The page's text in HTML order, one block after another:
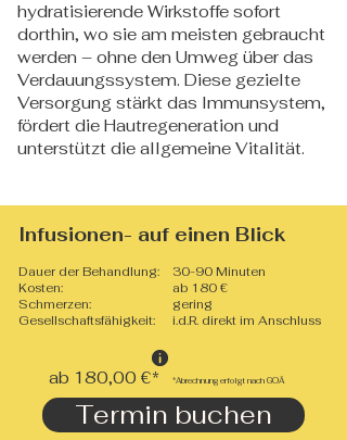
hydratisierende Wirkstoffe sofort
dorthin, wo sie am meisten gebraucht
werden – ohne den Umweg über das
Verdauungssystem. Diese gezielte
Versorgung stärkt das Immunsystem,
fördert die Hautregeneration und
unterstützt die allgemeine Vitalität.
Infusionen- auf einen Blick
Dauer der Behandlung:
Kosten:
Schmerzen:
Gesellschaftsfähigkeit:
30-90 Minuten
ab 180 €
gering
i.d.R. direkt im Anschluss
ab 180,00 €* *Abrechnung erfolgt nach GOÄ
Termin buchen